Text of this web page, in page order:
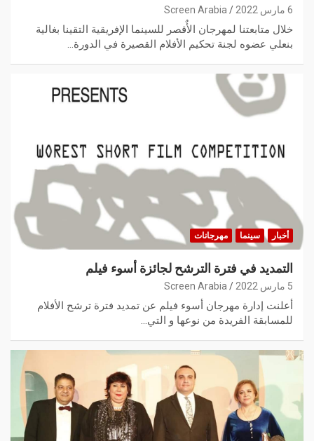
6 مارس 2022 Screen Arabia
خلال متابعتنا لمهرجان الأٌقصر للسينما الإفريقية التقينا بغالية
بنعلي عضوه لجنة تحكيم الأفلام القصيرة في الدورة…
أخبار سينما مهرجانات
التمديد في فترة الترشح لجائزة أسوء فيلم
5 مارس 2022 Screen Arabia
أعلنت إدارة مهرجان أسوء فيلم عن تمديد فترة ترشح الأفلام
للمسابقة الفريدة من نوعها و التي…